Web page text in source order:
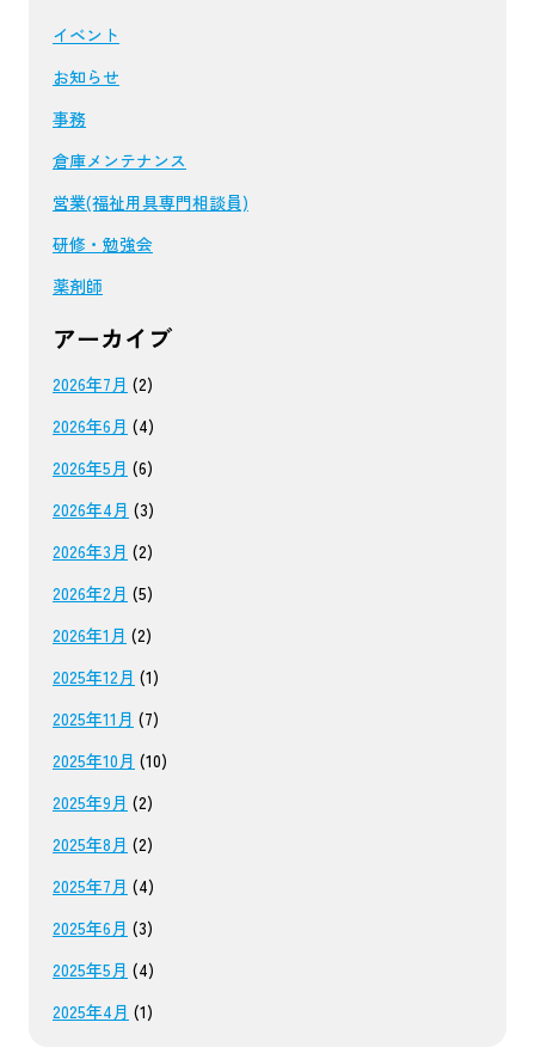
イベント
お知らせ
事務
倉庫メンテナンス
営業(福祉用具専門相談員)
研修・勉強会
薬剤師
アーカイブ
2026年7月 (2)
2026年6月 (4)
2026年5月 (6)
2026年4月 (3)
2026年3月 (2)
2026年2月 (5)
2026年1月 (2)
2025年12月 (1)
2025年11月 (7)
2025年10月 (10)
2025年9月 (2)
2025年8月 (2)
2025年7月 (4)
2025年6月 (3)
2025年5月 (4)
2025年4月 (1)